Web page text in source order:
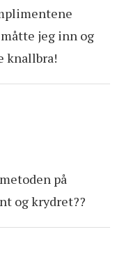
jeg inn og
knallbra!
på
og krydret??